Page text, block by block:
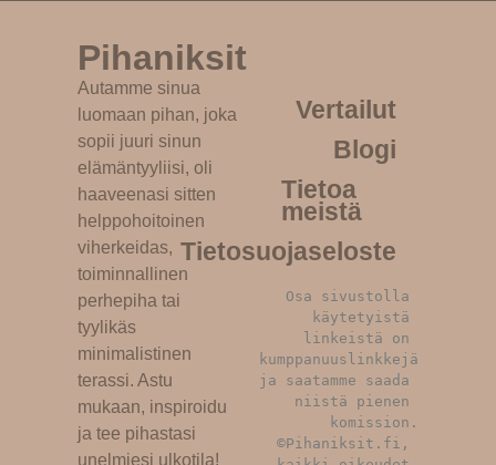
Pihaniksit
Autamme sinua
luomaan pihan, joka
sopii juuri sinun
elämäntyyliisi, oli
haaveenasi sitten
helppohoitoinen
viherkeidas,
toiminnallinen
perhepiha tai
tyylikäs
minimalistinen
terassi. Astu
mukaan, inspiroidu
ja tee pihastasi
unelmiesi ulkotila!
Vertailut
Blogi
Tietoa
meistä
Tietosuojaseloste
Osa sivustolla
käytetyistä
linkeistä on
kumppanuuslinkkejä
ja saatamme saada
niistä pienen
komission.
©Pihaniksit.fi,